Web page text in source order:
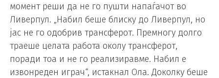
момент реши да не го пушти напаѓачот во
Ливерпул. „Набил беше блиску до Ливерпул, но
јас не го одобрив трансферот. Премногу долго
траеше целата работа околу трансферот,
поради тоа и не го реализиравме. Набил е
извонреден играч“, истакнал Ола. Доколку беше